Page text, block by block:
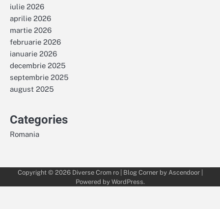
iulie 2026
aprilie 2026
martie 2026
februarie 2026
ianuarie 2026
decembrie 2025
septembrie 2025
august 2025
Categories
Romania
Copyright © 2026 Diverse Crom ro| Blog Corner by Ascendoor|
Powered by WordPress.